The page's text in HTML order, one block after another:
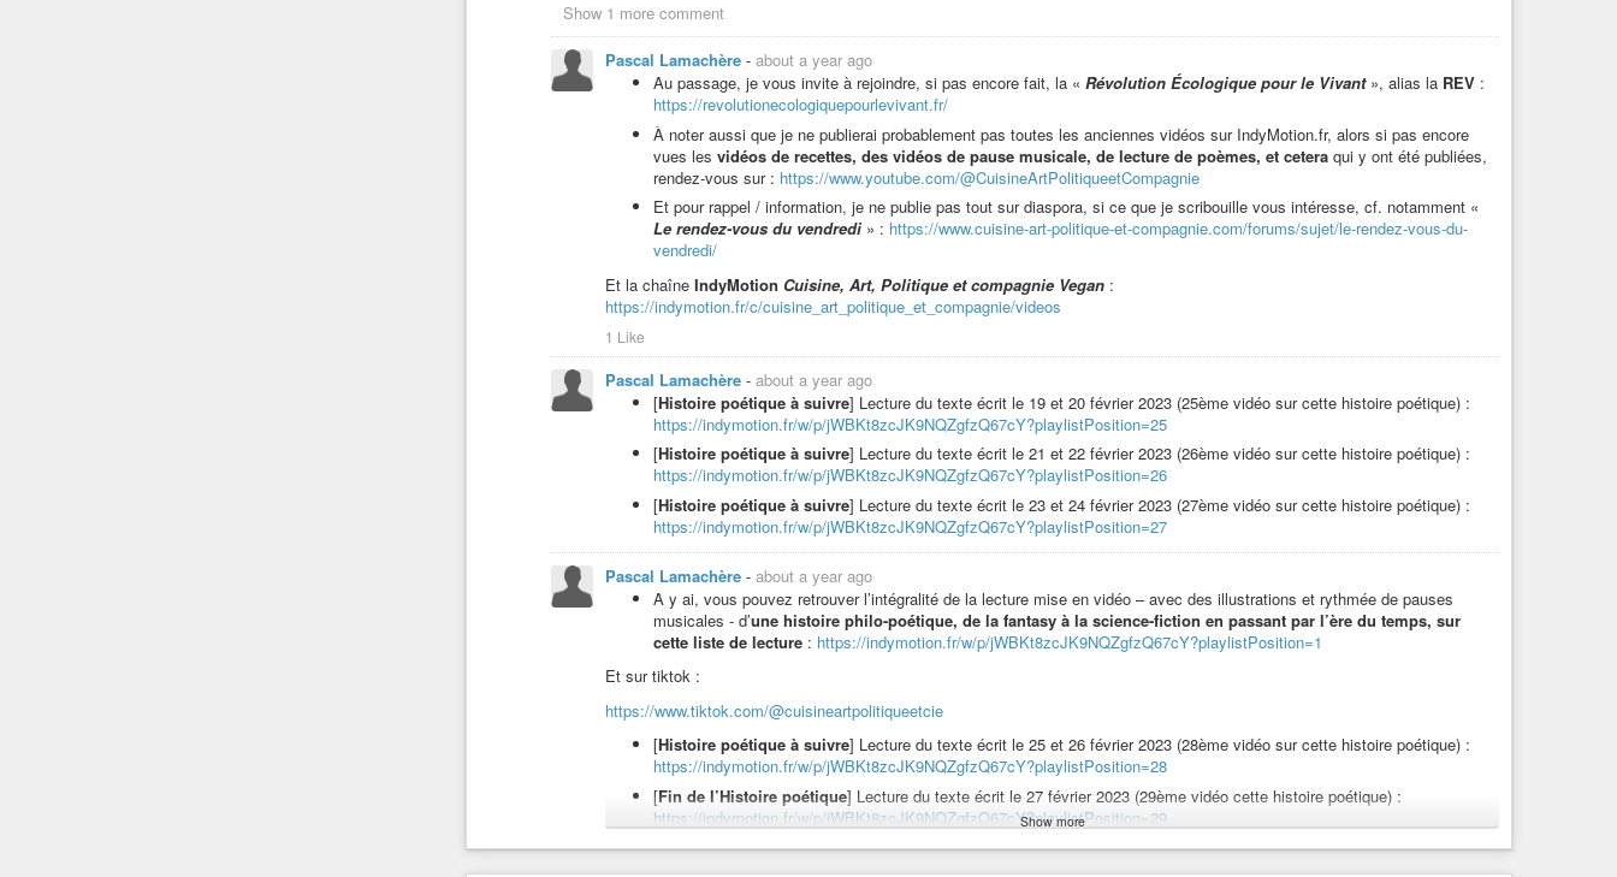
ASMR d’une recette de sorte de Flammekueche / Pizzakueche végane(cf description sur lien vidéo) :
https://indymotion.fr/w/6qsC18pGx1XodLtQBZJC9N
ASMR d’une recette végane deQuiche patate douce, pomme et noix:https://www.cuisine-art-politique-et-
compagnie.com/forums/sujet/video-asmr-dune-recette-vegane-de-quiche-patate-douce-pomme-et-noix/
Lecture du poème « Je rêve » : https://indymotion.fr/w/kMzqckhZvRrSEsCARbFxRx
Et je vous invite à participer à des jeux d’écriture, dont le [
terre/
Le rendez-vous du vendredi» :https://www.cuisine-art-politique-et-compagnie.com/forums/sujet/le-rendez-vous-du-vendredi/
Merci de votre attention,
Bonne continuation de mois de juin et bon début d’été.
#photographie
#intelligence-artificielle #video #vidéo #asmr #recette
#sciencefiction
#science-fiction #paranormal #ovni
#écriture #auteur #ecrivain #écrivain #lecture #vendredilecture #litterature #littérature #art #artiste #journal
#journaliste #theatre #théâtre #politique #militant #militants #manif #manifestation
#information
#media #medias #média #médias #Gaza #Palestine #economie #économie #science #philo #philosophie
#changementclimatique #climat #urgence #urgences #rechauffementclimatique #réchauffementclimatique
#animaux #nature #culture #ecologie #écologie #environnement #vegan #végan #antispecisme #antispécisme #antispeciste
#antispéciste #zoopolis #ethique #éthique
Show 1 more comment
Pascal Lamachère - about a year ago
Au passage, je vous invite à rejoindre, si pas encore fait, la « Révolution Écologique pour le Vivant», alias la REV :
https://revolutionecologiquepourlevivant.fr/
À noter aussi que je ne publierai probablement pas toutes les anciennes vidéos sur IndyMotion.fr, alors si pas encore
vues les vidéos de recettes, des vidéos de pause musicale, de lecture de poèmes, et cetera qui y ont été publiées,
rendez-vous sur : https://www.youtube.com/@CuisineArtPolitiqueetCompagnie
Et pour rappel / information, je ne publie pas tout sur diaspora, si ce que je scribouille vous intéresse, cf. notamment «
Le rendez-vous du vendredi » : https://www.cuisine-art-politique-et-compagnie.com/forums/sujet/le-rendez-vous-du-
vendredi/
Et la chaîne IndyMotion Cuisine, Art, Politique et compagnie Vegan :
https://indymotion.fr/c/cuisine_art_politique_et_compagnie/videos
1 Like
Pascal Lamachère - about a year ago
[Histoire poétique à suivre] Lecture du texte écrit le 19 et 20 février 2023 (25ème vidéo sur cette histoire poétique) :
https://indymotion.fr/w/p/jWBKt8zcJK9NQZgfzQ67cY?playlistPosition=25
[Histoire poétique à suivre] Lecture du texte écrit le 21 et 22 février 2023 (26ème vidéo sur cette histoire poétique) :
https://indymotion.fr/w/p/jWBKt8zcJK9NQZgfzQ67cY?playlistPosition=26
[Histoire poétique à suivre] Lecture du texte écrit le 23 et 24 février 2023 (27ème vidéo sur cette histoire poétique) :
https://indymotion.fr/w/p/jWBKt8zcJK9NQZgfzQ67cY?playlistPosition=27
Pascal Lamachère - about a year ago
A y ai, vous pouvez retrouver l’intégralité de la lecture mise en vidéo – avec des illustrations et rythmée de pauses
musicales - d’une histoire philo-poétique, de la fantasy à la science-fiction en passant par l’ère du temps, sur
cette liste de lecture : https://indymotion.fr/w/p/jWBKt8zcJK9NQZgfzQ67cY?playlistPosition=1
Et sur tiktok :
https://www.tiktok.com/@cuisineartpolitiqueetcie
[Histoire poétique à suivre] Lecture du texte écrit le 25 et 26 février 2023 (28ème vidéo sur cette histoire poétique) :
https://indymotion.fr/w/p/jWBKt8zcJK9NQZgfzQ67cY?playlistPosition=28
[Fin de l’Histoire poétique] Lecture du texte écrit le 27 février 2023 (29ème vidéo cette histoire poétique) :
https://indymotion.fr/w/p/jWBKt8zcJK9NQZgfzQ67cY?playlistPosition=29
Pour rappel ou pour information,vous retrouvez les vidéos, le texte et liens de docs suggéréssur :
Show more